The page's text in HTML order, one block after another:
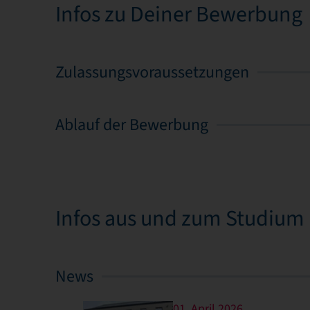
Infos zu Deiner Bewerbung
Zulassungsvoraussetzungen
Ablauf der Bewerbung
Infos aus und zum Studium
News